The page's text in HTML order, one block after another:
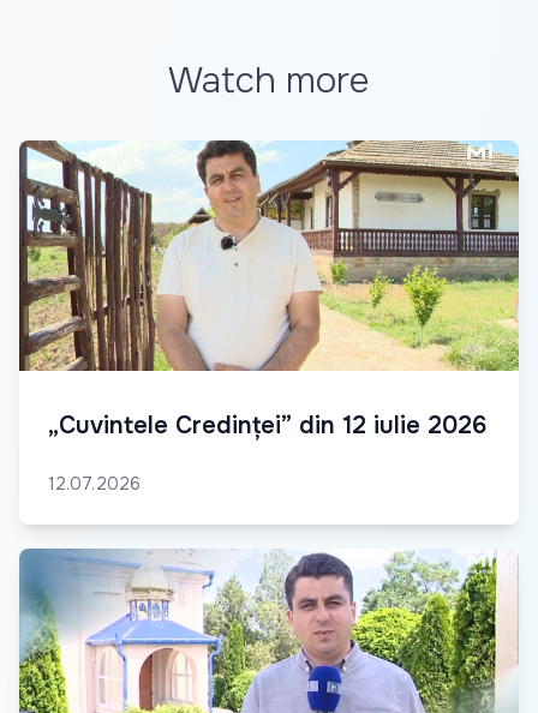
Watch more
„Cuvintele Credinței” din 12 iulie 2026
12.07.2026